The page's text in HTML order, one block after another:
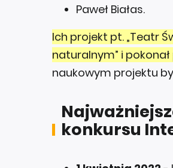
Paweł Białas.
Ich projekt pt. „Teatr
naturalnym” i
naukowym projektu
konkursu